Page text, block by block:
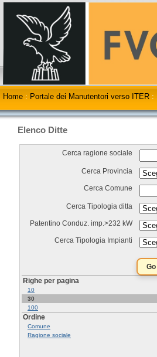
Home : Portale dei Manutentori verso ITER :
Elenco Ditte
Cerca ragione sociale
Cerca Provincia
Cerca Comune
Cerca Tipologia ditta
Patentino Conduz. imp.>232 kW
Cerca Tipologia Impianti
Righe per pagina
10
30
100
Ordine
Comune
Ragione sociale